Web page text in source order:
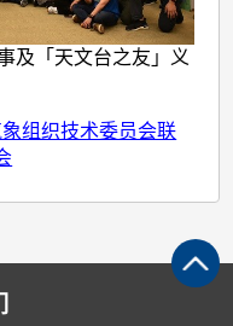
及「天文台之友」义
组织技术委员会联